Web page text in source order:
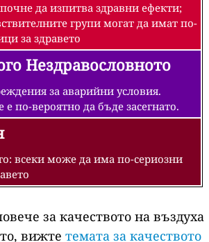
да изпитва здравни ефекти;
групи могат да имат по-
за здравето
Нездравословното
за аварийни условия.
е по-вероятно да бъде засегнато.
всеки може да има по-сериозни
за качеството на въздуха
вижте темата за качеството